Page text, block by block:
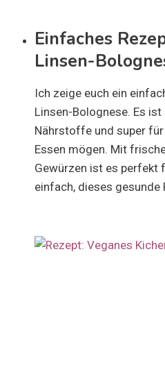
Einfaches
Linsen-
Ich zeige euch ein
Linsen-Bolognese. Es
Nährstoffe und super
Essen mögen. Mit
Gewürzen ist es perfekt
einfach, dieses gesunde